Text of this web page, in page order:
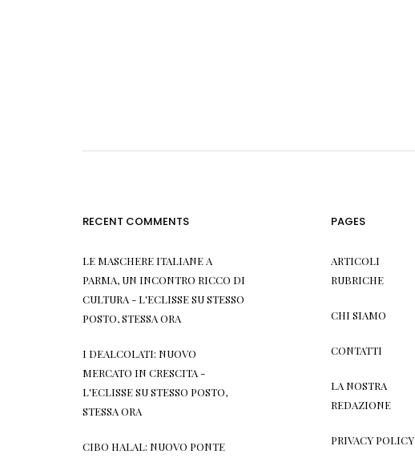
RECENT COMMENTS
LE MASCHERE ITALIANE A
PARMA, UN INCONTRO RICCO DI
CULTURA - L'ECLISSESUSTESSO
POSTO, STESSA ORA
I DEALCOLATI: NUOVO
MERCATO IN CRESCITA -
L'ECLISSESUSTESSO POSTO,
STESSA ORA
CIBO HALAL: NUOVO PONTE
PAGES
ARTICOLI
RUBRICHE
CHI SIAMO
CONTATTI
LA NOSTRA
REDAZIONE
PRIVACY POLICY